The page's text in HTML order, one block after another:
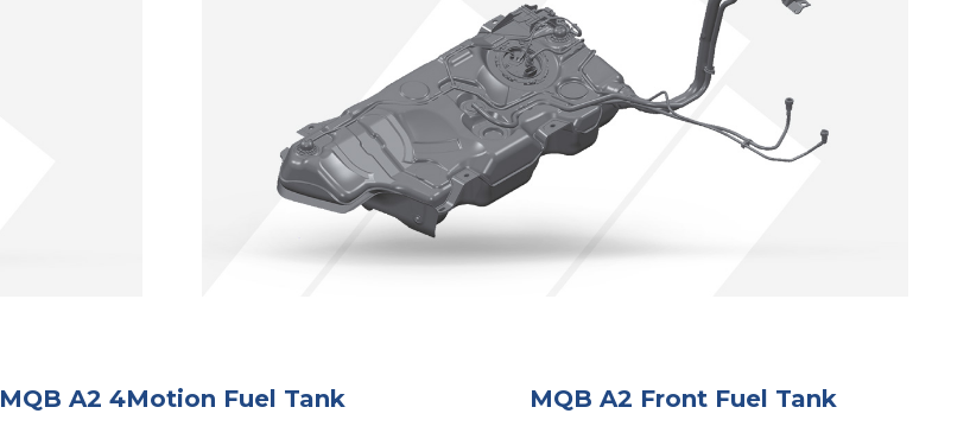
MQB A2 4Motion Fuel Tank MQB A2 Front Fuel Tank